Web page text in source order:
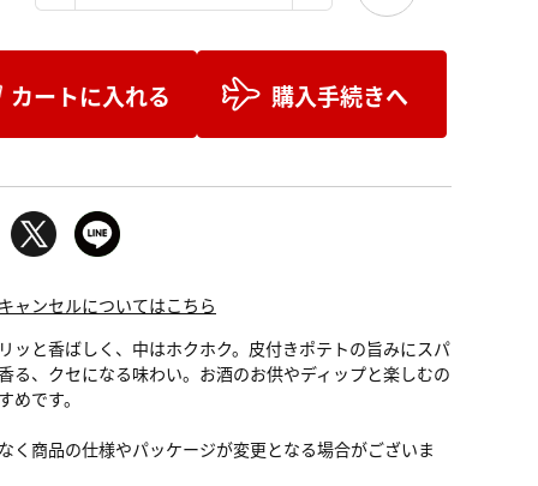
カートに入れる 購入手続きへ
ャンセルについてはこちら
ッと香ばしく、中はホクホク。皮付きポテトの旨みにスパ
る、クセになる味わい。お酒のお供やディップと楽しむの
めです。
く商品の仕様やパッケージが変更となる場合がございま